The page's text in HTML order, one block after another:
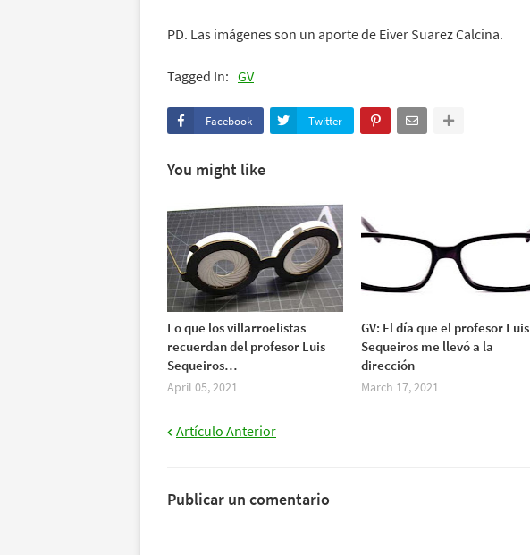
PD. Las imágenes son un aporte de Eiver Suarez Calcina.
Tagged In: GV
Facebook Twitter
You might like
Lo que los villarroelistas
recuerdan del profesor Luis
Sequeiros…
April 05, 2021
GV: El día que el profesor Luis
Sequeiros me llevó a la
dirección
March 17, 2021
Artículo Anterior
Publicar un comentario